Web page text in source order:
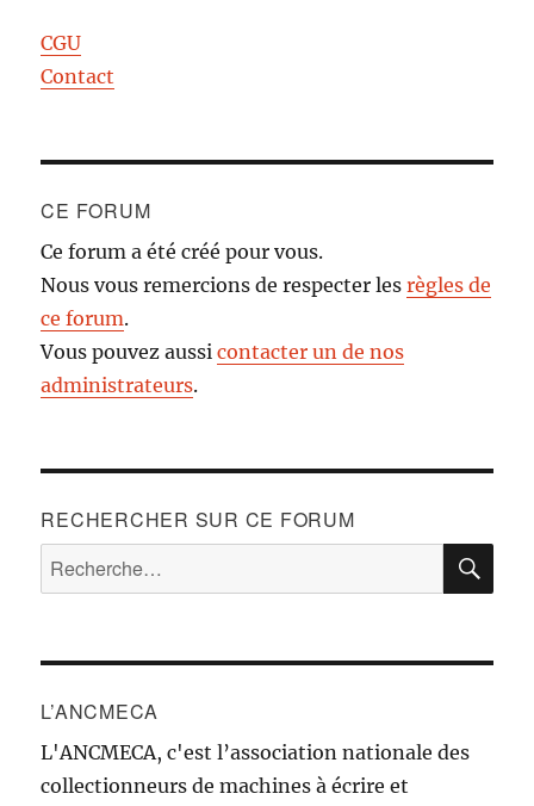
CGU
Contact
CE FORUM
Ce forum a été créé pour vous.
Nous vous remercions de respecter lesrègles de
ce forum.
Vous pouvez aussicontacter un de nos
administrateurs.
RECHERCHER SUR CE FORUM
Recherche
pour :
L’ANCMECA
L'ANCMECA, c'est l’association nationale des
collectionneurs de machines à écrire et